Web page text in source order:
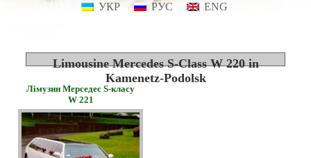
УКР РУС ENG
Limousine Mercedes S-Class W 220 in
Kamenetz-Podolsk
Лімузин Мерседес S-класу
W 221